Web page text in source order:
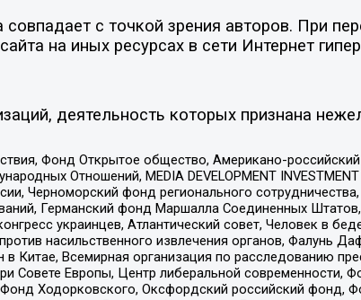
с точкой зрения авторов. При
на иных ресурсах в сети Интернет
деятельность которых признана
Фонд Открытое общество, Американо-
Отношений, MEDIA DEVELOPMENT INVESTMENT
Черноморский фонд регионального
Германский фонд Маршалла Соединенных Штатов,
украинцев, Атлантический совет, Человек в
насильственного извлечения органов, Фалунь
Китае, Всемирная организация по расследованию
Совете Европы, Центр либеральной современности,
Ходорковского, Оксфордский российский фонд,